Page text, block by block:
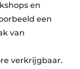
en
een
van
verkrijgbaar.